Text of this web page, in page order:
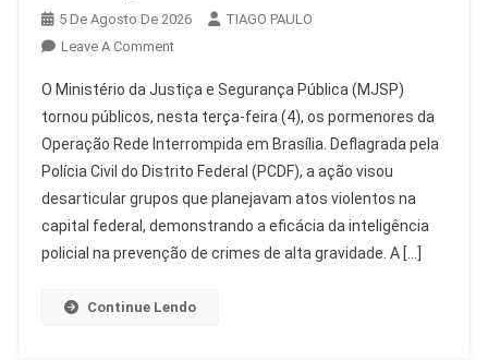
5 De Agosto De 2026
TIAGO PAULO
Leave A CommentOn
Detalha
Operação
Rede
Interrompida
Em
Brasília
O Ministério da Justiça e Segurança Pública (MJSP)
tornou públicos, nesta terça-feira (4), os pormenores da
Operação Rede Interrompida em Brasília. Deflagrada pela
Polícia Civil do Distrito Federal (PCDF), a ação visou
desarticular grupos que planejavam atos violentos na
capital federal, demonstrando a eficácia da inteligência
policial na prevenção de crimes de alta gravidade. A […]
Continue Lendo